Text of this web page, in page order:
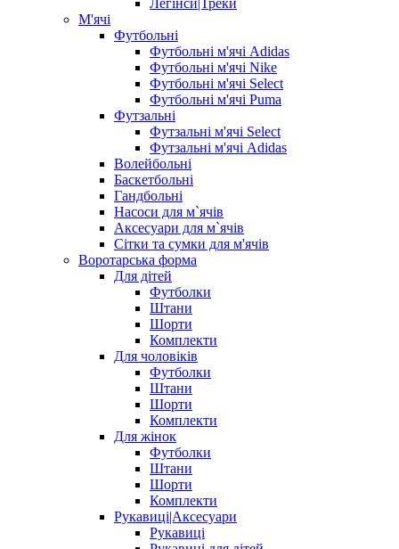
Легінси|Треки
М'ячі
Футбольні
Футбольні м'ячі Adidas
Футбольні м'ячі Nike
Футбольні м'ячі Select
Футбольні м'ячі Puma
Футзальні
Футзальні м'ячі Select
Футзальні м'ячі Adidas
Волейбольні
Баскетбольні
Гандбольні
Насоси для м`ячів
Аксесуари для м`ячів
Сітки та сумки для м'ячів
Воротарська форма
Для дітей
Футболки
Штани
Шорти
Комплекти
Для чоловіків
Футболки
Штани
Шорти
Комплекти
Для жінок
Футболки
Штани
Шорти
Комплекти
Рукавиці|Аксесуари
Рукавиці